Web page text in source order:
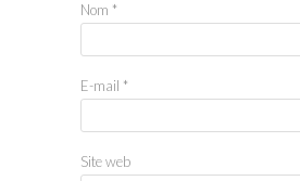
Nom *
E-mail *
Site web